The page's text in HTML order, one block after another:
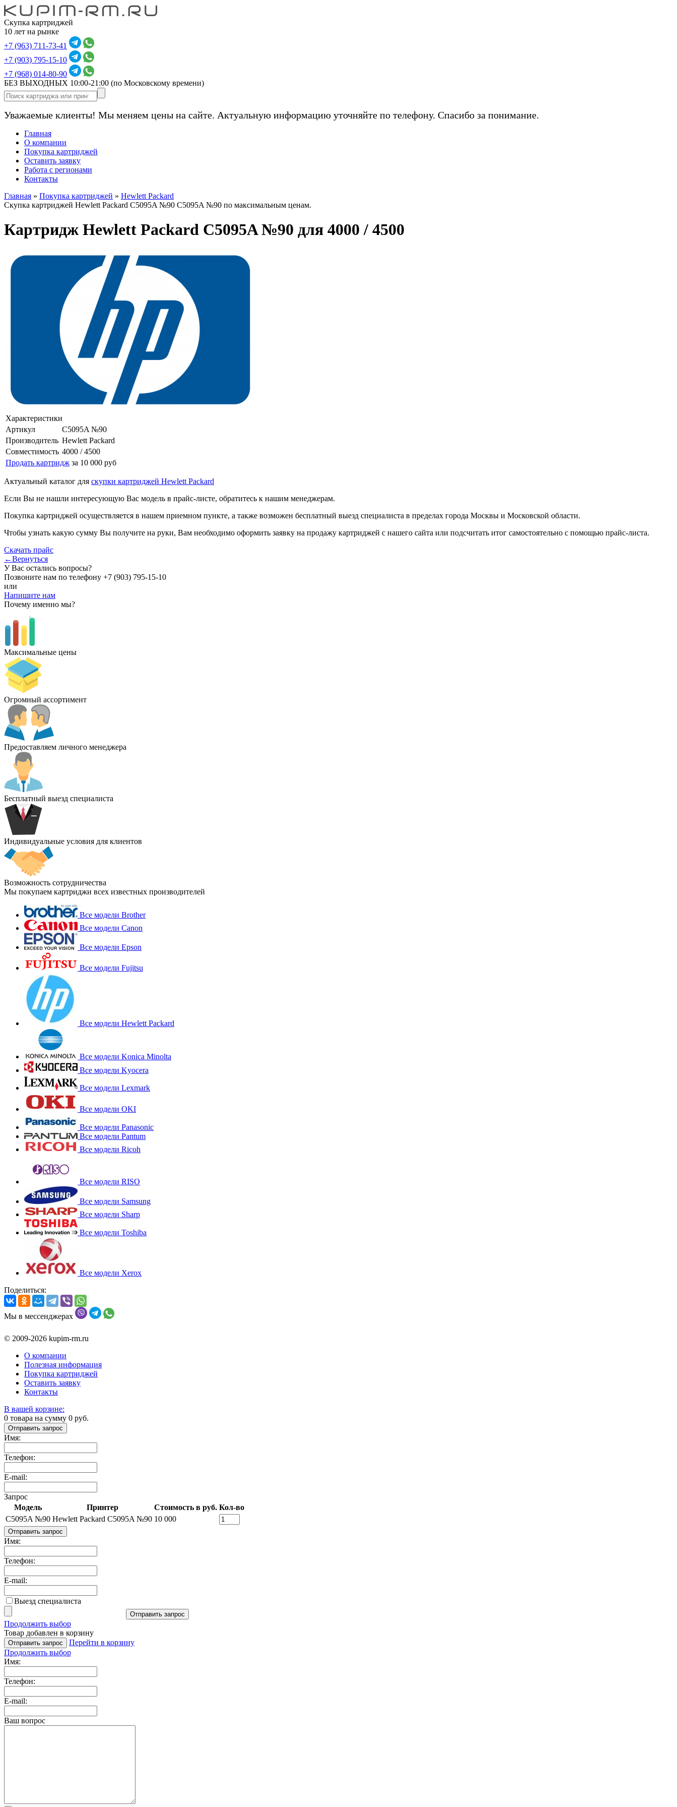
Скупка картриджей
10 лет на рынке
+7 (963) 711-73-41
+7 (903) 795-15-10
+7 (968) 014-80-90
БЕЗ ВЫХОДНЫХ 10:00-21:00 (по Московскому времени)
Уважаемые клиенты! Мы меняем цены на сайте. Актуальную информацию уточняйте по телефону. Спасибо за понимание.
Главная
О компании
Покупка картриджей
Оставить заявку
Работа с регионами
Контакты
Главная » Покупка картриджей » Hewlett Packard
Скупка картриджей Hewlett Packard C5095A №90 C5095A №90 по максимальным ценам.
Картридж Hewlett Packard C5095A №90 для 4000 / 4500
Характеристики
Артикул
C5095A №90
Производитель Hewlett Packard
Совместимость 4000 / 4500
Продать картридж за 10 000 руб
Актуальный каталог для скупки картриджей Hewlett Packard
Если Вы не нашли интересующую Вас модель в прайс-листе, обратитесь к нашим менеджерам.
Покупка картриджей осуществляется в нашем приемном пункте, а также возможен бесплатный выезд специалиста в пределах города Москвы и Московской области.
Чтобы узнать какую сумму Вы получите на руки, Вам необходимо оформить заявку на продажу картриджей с нашего сайта или подсчитать итог самостоятельно с помощью прайс-листа.
Скачать прайс
←Вернуться
У Вас остались вопросы?
Позвоните нам по телефону +7 (903) 795-15-10
или
Напишите нам
Почему именно мы?
Максимальные цены
Огромный ассортимент
Предоставляем личного менеджера
Бесплатный выезд специалиста
Индивидуальные условия для клиентов
Возможность сотрудничества
Мы покупаем картриджи всех известных производителей
Все модели Brother
Все модели Canon
Все модели Epson
Все модели Fujitsu
Все модели Hewlett Packard
Все модели Konica Minolta
Все модели Kyocera
Все модели Lexmark
Все модели OKI
Все модели Panasonic
Все модели Pantum
Все модели Ricoh
Все модели RISO
Все модели Samsung
Все модели Sharp
Все модели Toshiba
Все модели Xerox
Поделиться:
Мы в мессенджерах
© 2009-2026 kupim-rm.ru
О компании
Полезная информация
Покупка картриджей
Оставить заявку
Контакты
В вашей корзине:
0 товара на сумму 0 руб.
Отправить запрос
Имя:
Телефон:
E-mail:
Запрос
Модель
Принтер Стоимость в руб. Кол-во
C5095A №90 Hewlett Packard C5095A №90 10 000
Отправить запрос
Имя:
Телефон:
E-mail:
Выезд специалиста
Отправить запрос
Продолжить выбор
Товар добавлен в корзину
Отправить запрос
Перейти в корзину
Продолжить выбор
Имя:
Телефон:
E-mail:
Ваш вопрос